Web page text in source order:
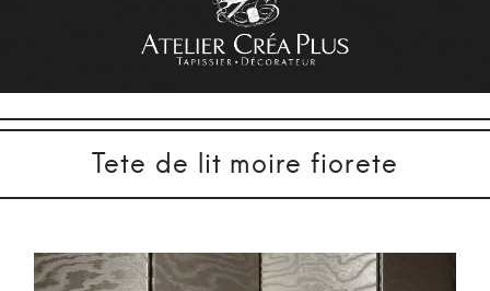
Tete de lit moire fiorete